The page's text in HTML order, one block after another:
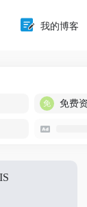
我的博客
免费